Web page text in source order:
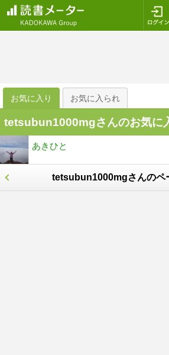
お気に入り お気に入られ
tetsubun1000mgさんのお気に
あきひと
tetsubun1000mgさんのペ